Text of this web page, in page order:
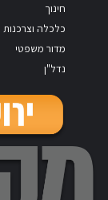
חינוך
כלכלה וצרכנות
מדור משפטי
נדל"ן